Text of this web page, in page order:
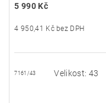
5 990 Kč
4 950,41 Kč bez DPH
7161/43 Velikost: 43